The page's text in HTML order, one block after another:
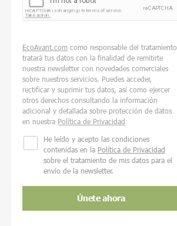
EcoAvant.com como responsable del tratamiento
tratará tus datos con la finalidad de remitirte
nuestra newsletter con novedades comerciales
sobre nuestros servicios. Puedes acceder,
rectificar y suprimir tus datos, así como ejercer
otros derechos consultando la información
adicional y detallada sobre protección de datos
en nuestra Política de Privacidad
He leído y acepto las condiciones
contenidas en la Política de Privacidad
sobre el tratamiento de mis datos para el
envío de la newsletter.